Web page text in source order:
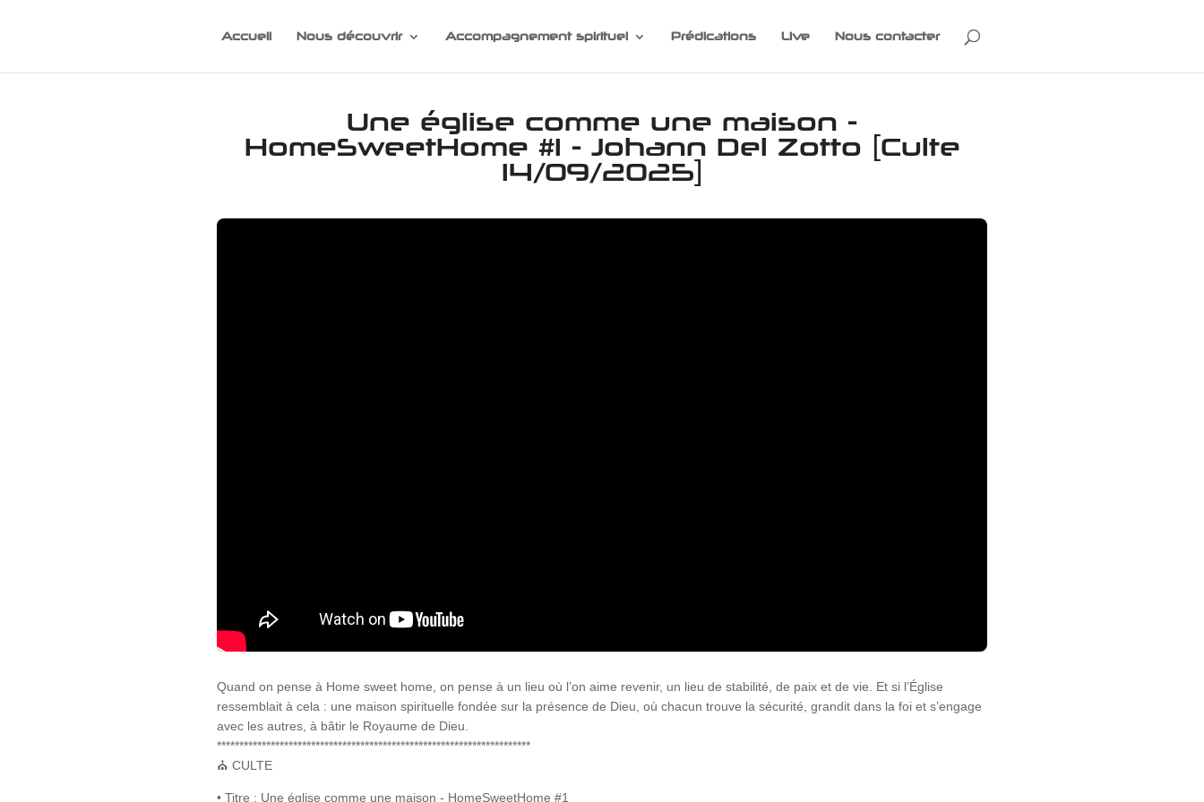
Accueil Nous découvrir Accompagnement spirituel Prédications Live Nous contacter
Une église comme une maison -
HomeSweetHome #1 - Johann Del Zotto [Culte
14/09/2025]
Quand on pense à Home sweet home, on pense à un lieu où l’on aime revenir, un lieu de stabilité, de paix et de vie. Et si l’Église
ressemblait à cela : une maison spirituelle fondée sur la présence de Dieu, où chacun trouve la sécurité, grandit dans la foi et s’engage
avec les autres, à bâtir le Royaume de Dieu.
**********************************************************************
⛪ CULTE
• Titre : Une église comme une maison - HomeSweetHome #1